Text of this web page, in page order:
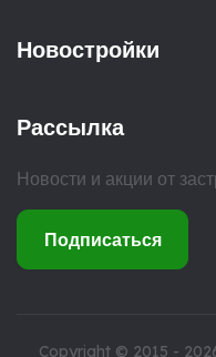
Новостройки
Рассылка
Новости и акции от
Подписаться
Copyright © 2015 -